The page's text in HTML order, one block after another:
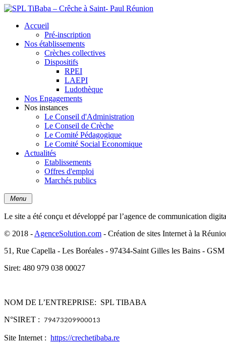
Accueil
Pré-inscription
Nos établissements
Crèches collectives
Dispositifs
RPEI
LAEPI
Ludothèque
Nos Engagements
Nos instances
Le Conseil d'Administration
Le Conseil de Crèche
Le Comité Pédagogique
Le Comité Social Economique
Actualités
Etablissements
Offres d'emploi
Marchés publics
Menu
Le site a été conçu et développé par l’agence de communication
© 2018 - AgenceSolution.com - Création de sites Internet à la
51, Rue Capella - Les Boréales - 97434-Saint Gilles les Bains -
Siret: 480 979 038 00027
NOM DE L’ENTREPRISE: SPL TIBABA
N°SIRET : 79473209900013
Site Internet : https://crechetibaba.re